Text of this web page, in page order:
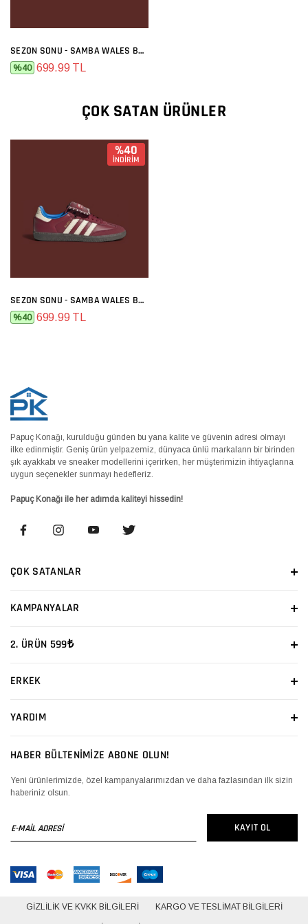
SEZON SONU - SAMBA WALES BONNER BORDO
%40 699.99 TL
ÇOK SATAN ÜRÜNLER
%40
İNDİRİM
SEZON SONU - SAMBA WALES BONNER BORDO
%40 699.99 TL
Papuç Konağı, kurulduğu günden bu yana kalite ve güvenin adresi olmayı
ilke edinmiştir. Geniş ürün yelpazemiz, dünyaca ünlü markaların bir birinden
şık ayakkabı ve sneaker modellerini içerirken, her müşterimizin ihtiyaçlarına
uygun seçenekler sunmayı hedefleriz.
Papuç Konağı ile her adımda kaliteyi hissedin!
ÇOK SATANLAR
KAMPANYALAR
2. ÜRÜN 599₺
ERKEK
YARDIM
HABER BÜLTENİMİZE ABONE OLUN!
Yeni ürünlerimizde, özel kampanyalarımızdan ve daha fazlasından ilk sizin
haberiniz olsun.
MAİL
KAYIT OL
GIZLILIK VE KVKK BILGILERI KARGO VE TESLIMAT BILGILERI